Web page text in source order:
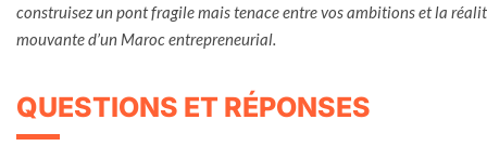
construisez un pont fragile mais tenace entre vos ambitions et la
mouvante d’un Maroc entrepreneurial.
QUESTIONS ET RÉPONSES